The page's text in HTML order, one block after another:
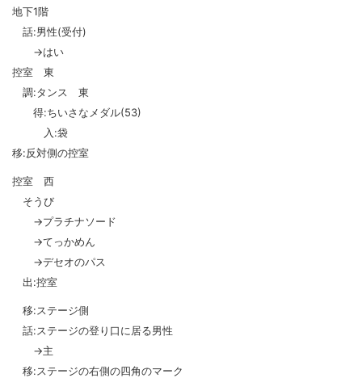
地下1階
話:男性(受付)
→はい
控室 東
調:タンス 東
得:ちいさなメダル(53)
入:袋
移:反対側の控室
控室 西
そうび
→プラチナソード
→てっかめん
→デセオのパス
出:控室
移:ステージ側
話:ステージの登り口に居る男性
→主
移:ステージの右側の四角のマーク